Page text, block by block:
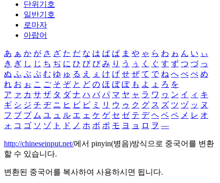
단위기호
일반기호
로마자
아랍어
あ ぁ か が さ ざ た だ な は ば ぱ ま や ゃ ら わ ゎ ん い ぃ
き ぎ し じ ち ぢ に ひ び ぴ み り う ぅ く ぐ す ず つ づ っ
ぬ ふ ぶ ぷ む ゆ ゅ る え ぇ け げ せ ぜ て で ね へ べ ぺ め
れ お ぉ こ ご そ ぞ と ど の ほ ぼ ぽ も よ ょ ろ を
ア ァ カ サ ザ タ ダ ナ ハ バ パ マ ヤ ャ ラ ワ ヮ ン イ ィ キ
ギ シ ジ チ ヂ ニ ヒ ビ ピ ミ リ ウ ゥ ク グ ス ズ ツ ヅ ッ ヌ
フ ブ プ ム ユ ュ ル エ ェ ケ ゲ セ ゼ テ デ ヘ ベ ペ メ レ オ
ォ コ ゴ ソ ゾ ト ド ノ ホ ボ ポ モ ヨ ョ ロ ヲ ―
http://chineseinput.net/에서 pinyin(병음)방식으로 중국어를 변환
할 수 있습니다.
변환된 중국어를 복사하여 사용하시면 됩니다.